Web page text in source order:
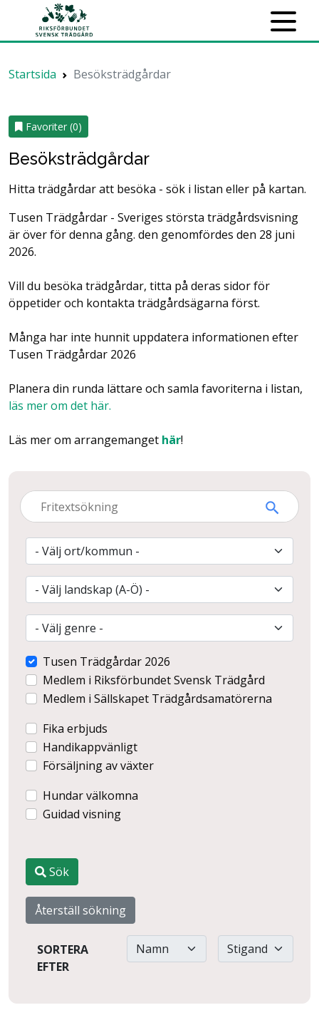
Startsida Besöksträdgårdar
Favoriter (0)
Besöksträdgårdar
Hitta trädgårdar att besöka - sök i listan eller på kartan.
Tusen Trädgårdar - Sveriges största trädgårdsvisning
är över för denna gång. den genomfördes den 28 juni
2026.
Vill du besöka trädgårdar, titta på deras sidor för
öppetider och kontakta trädgårdsägarna först.
Många har inte hunnit uppdatera informationen efter
Tusen Trädgårdar 2026
Planera din runda lättare och samla favoriterna i listan,
läs mer om det här.
Läs mer om arrangemanget här!
Tusen Trädgårdar 2026
Medlem i Riksförbundet Svensk Trädgård
Medlem i Sällskapet Trädgårdsamatörerna
Fika erbjuds
Handikappvänligt
Försäljning av växter
Hundar välkomna
Guidad visning
Sök
Återställ sökning
SORTERA
EFTER